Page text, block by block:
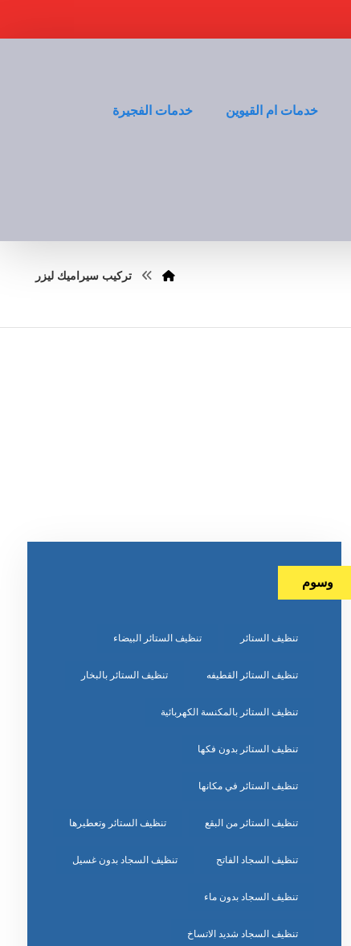
خدمات ام القيوين خدمات الفجيرة
تركيب سيراميك ليزر
وسوم
تنظيف الستائر تنظيف الستائر البيضاء
تنظيف الستائر القطيفه تنظيف الستائر بالبخار
تنظيف الستائر بالمكنسة الكهربائية
تنظيف الستائر بدون فكها
تنظيف الستائر في مكانها
تنظيف الستائر من البقع تنظيف الستائر وتعطيرها
تنظيف السجاد الفاتح تنظيف السجاد بدون غسيل
تنظيف السجاد بدون ماء
تنظيف السجاد شديد الاتساخ